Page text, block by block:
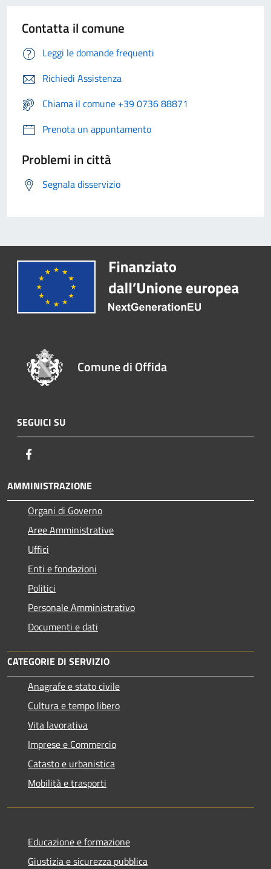
Contatta il comune
Leggi le domande frequenti
Richiedi Assistenza
Chiama il comune +39 0736 88871
Prenota un appuntamento
Problemi in città
Segnala disservizio
Comune di Offida
SEGUICI SU
AMMINISTRAZIONE
Organi di Governo
Aree Amministrative
Uffici
Enti e fondazioni
Politici
Personale Amministrativo
Documenti e dati
CATEGORIE DI SERVIZIO
Anagrafe e stato civile
Cultura e tempo libero
Vita lavorativa
Imprese e Commercio
Catasto e urbanistica
Mobilità e trasporti
Educazione e formazione
Giustizia e sicurezza pubblica